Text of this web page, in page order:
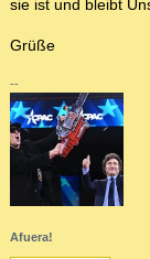
sie ist und bleibt
Grüße
--
Afuera!